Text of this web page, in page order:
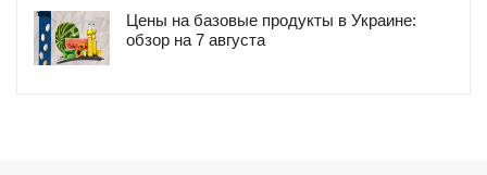
Цены на базовые продукты в Украине:
обзор на 7 августа